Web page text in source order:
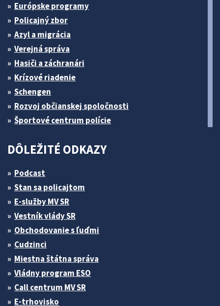
Európske programy
Policajný zbor
Azyl a migrácia
Verejná správa
Hasiči a záchranári
Krízové riadenie
Schengen
Rozvoj občianskej spoločnosti
Športové centrum polície
DÔLEŽITÉ ODKAZY
Podcast
Stan sa policajtom
E-služby MV SR
Vestník vlády SR
Obchodovanie s ľuďmi
Cudzinci
Miestna štátna správa
Vládny program ESO
Call centrum MV SR
E-trhovisko